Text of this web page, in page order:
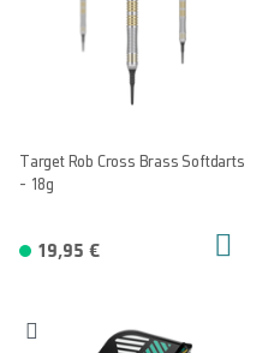
Target Rob Cross Brass Softdarts
- 18g
19,95 €